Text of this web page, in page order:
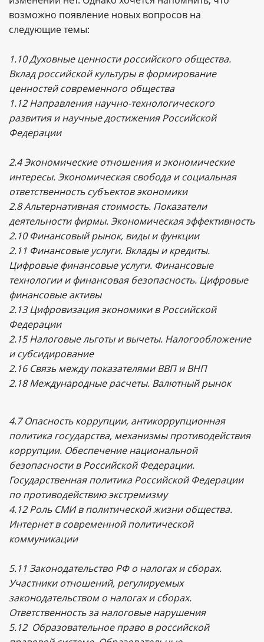
возможно появление новых вопросов на
следующие темы:
1.10 Духовные ценности российского общества.
Вклад российской культуры в формирование
ценностей современного общества
1.12 Направления научно-технологического
развития и научные достижения Российской
Федерации
2.4 Экономические отношения и экономические
интересы. Экономическая свобода и социальная
ответственность субъектов экономики
2.8 Альтернативная стоимость. Показатели
деятельности фирмы. Экономическая эффективность
2.10 Финансовый рынок, виды и функции
2.11 Финансовые услуги. Вклады и кредиты.
Цифровые финансовые услуги. Финансовые
технологии и финансовая безопасность. Цифровые
финансовые активы
2.13 Цифровизация экономики в Российской
Федерации
2.15 Налоговые льготы и вычеты. Налогообложение
и субсидирование
2.16 Связь между показателями ВВП и ВНП
2.18 Международные расчеты. Валютный рынок
4.7 Опасность коррупции, антикоррупционная
политика государства, механизмы противодействия
коррупции. Обеспечение национальной
безопасности в Российской Федерации.
Государственная политика Российской Федерации
по противодействию экстремизму
4.12 Роль СМИ в политической жизни общества.
Интернет в современной политической
коммуникации
5.11 Законодательство РФ о налогах и сборах.
Участники отношений, регулируемых
законодательством о налогах и сборах.
Ответственность за налоговые нарушения
5.12 Образовательное право в российской